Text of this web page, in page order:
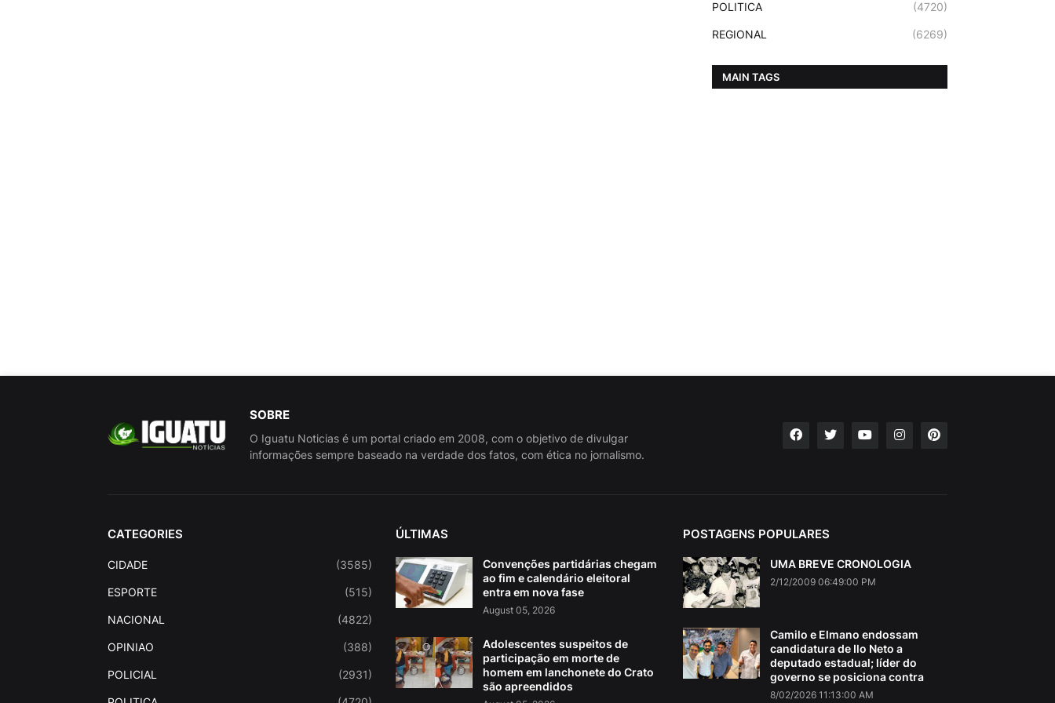
POLITICA (4720)
REGIONAL (6269)
MAIN TAGS
SOBRE
O Iguatu Noticias é um portal criado em 2008, com o objetivo de divulgar
informações sempre baseado na verdade dos fatos, com ética no jornalismo.
CATEGORIES
CIDADE (3585)
ESPORTE (515)
NACIONAL (4822)
OPINIAO (388)
POLICIAL (2931)
ÚLTIMAS
Convenções partidárias chegam
ao fim e calendário eleitoral
entra em nova fase
August 05, 2026
Adolescentes suspeitos de
participação em morte de
homem em lanchonete do Crato
são apreendidos
POSTAGENS POPULARES
UMA BREVE CRONOLOGIA
2/12/2009 06:49:00 PM
Camilo e Elmano endossam
candidatura de Ilo Neto a
deputado estadual; líder do
governo se posiciona contra
8/02/2026 11:13:00 AM